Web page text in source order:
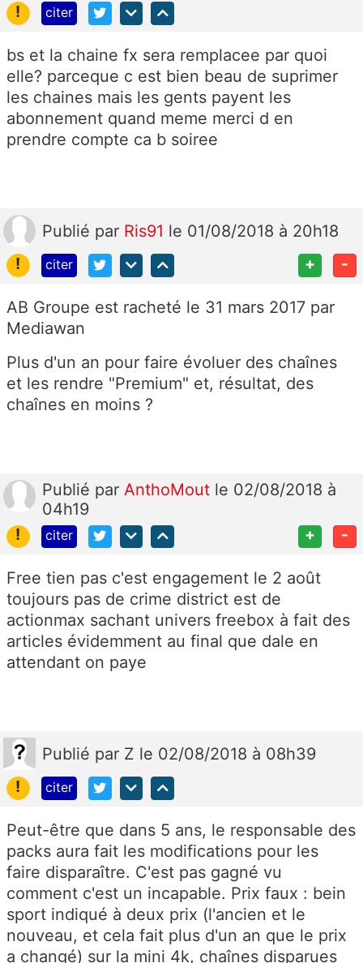
!
citer
bs et la chaine fx sera remplacee par quoi
elle? parceque c est bien beau de suprimer
les chaines mais les gents payent les
abonnement quand meme merci d en
prendre compte ca b soiree
Publié par Ris91 le 01/08/2018 à 20h18
!
citer + -
AB Groupe est racheté le 31 mars 2017 par
Mediawan
Plus d'un an pour faire évoluer des chaînes
et les rendre "Premium" et, résultat, des
chaînes en moins ?
Publié par AnthoMout le 02/08/2018 à
04h19
!
citer + -
Free tien pas c'est engagement le 2 août
toujours pas de crime district est de
actionmax sachant univers freebox à fait des
articles évidemment au final que dale en
attendant on paye
Publié par Z le 02/08/2018 à 08h39
!
citer
Peut-être que dans 5 ans, le responsable des
packs aura fait les modifications pour les
faire disparaître. C'est pas gagné vu
comment c'est un incapable. Prix faux : bein
sport indiqué à deux prix (l'ancien et le
nouveau, et cela fait plus d'un an que le prix
a changé) sur la mini 4k, chaînes disparues